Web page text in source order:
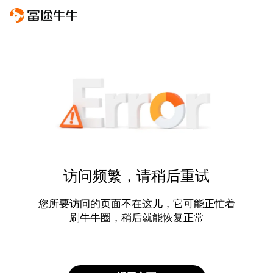
访问频繁，请稍后重试
您所要访问的页面不在这儿，它可能正忙着
刷牛牛圈，稍后就能恢复正常